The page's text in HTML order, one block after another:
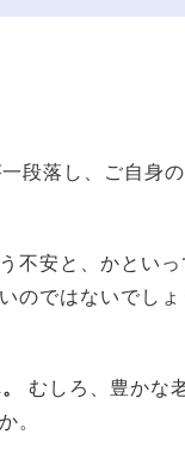
段落し、ご自身
不安と、かといっ
のではないでしょ
むしろ、豊かな
。